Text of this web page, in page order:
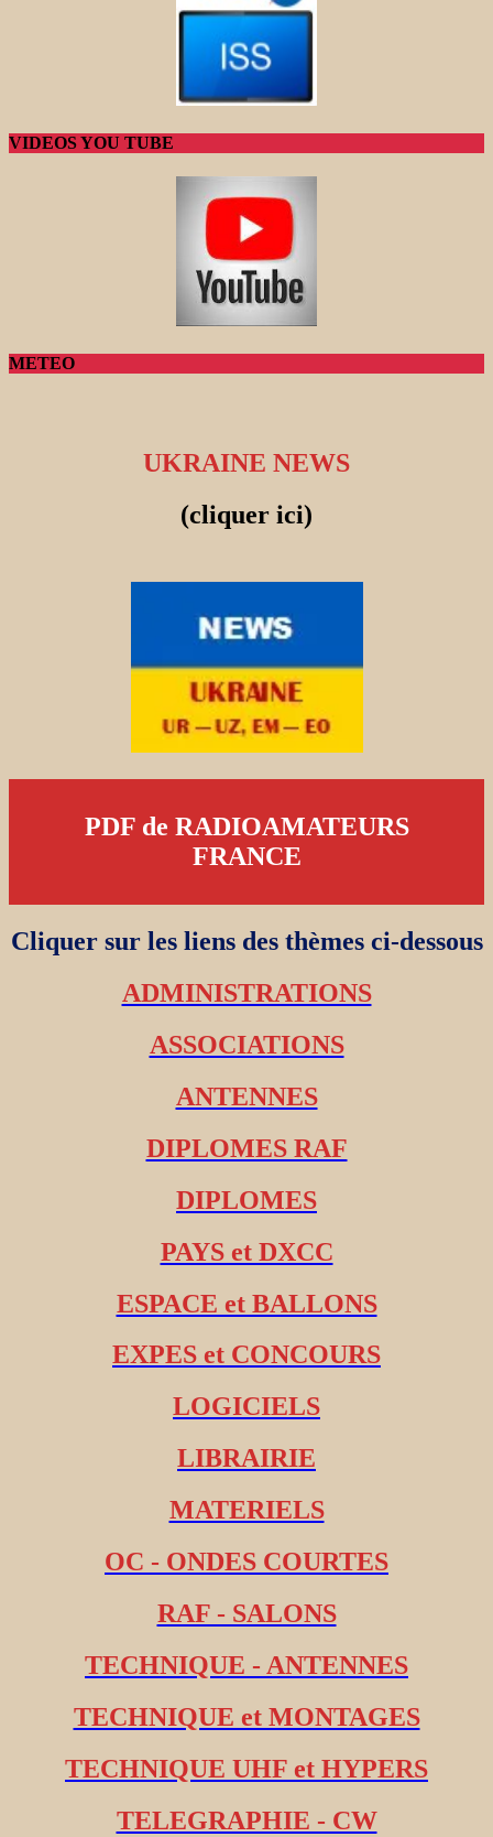
VIDEOS YOU TUBE
METEO
UKRAINE NEWS
(cliquer ici)
PDF de RADIOAMATEURS
FRANCE
Cliquer sur les liens des thèmes ci-dessous
ADMINISTRATIONS
ASSOCIATIONS
ANTENNES
DIPLOMES RAF
DIPLOMES
PAYS et DXCC
ESPACE et BALLONS
EXPES et CONCOURS
LOGICIELS
LIBRAIRIE
MATERIELS
OC - ONDES COURTES
RAF - SALONS
TECHNIQUE - ANTENNES
TECHNIQUE et MONTAGES
TECHNIQUE UHF et HYPERS
TELEGRAPHIE - CW